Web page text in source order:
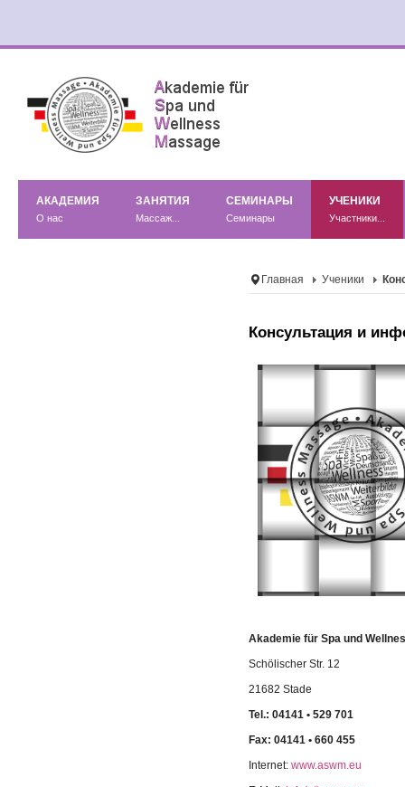
АКАДЕМИЯ
О нас
ЗАНЯТИЯ
Массаж...
СЕМИНАРЫ
Семинары
УЧЕНИКИ
Участники...
Главная Ученики
Консультация и
Akademie für Spa und
Schölischer Str. 12
21682 Stade
Tel.: 04141 • 529 701
Fax: 04141 • 660 455
Internet:www.aswm.eu